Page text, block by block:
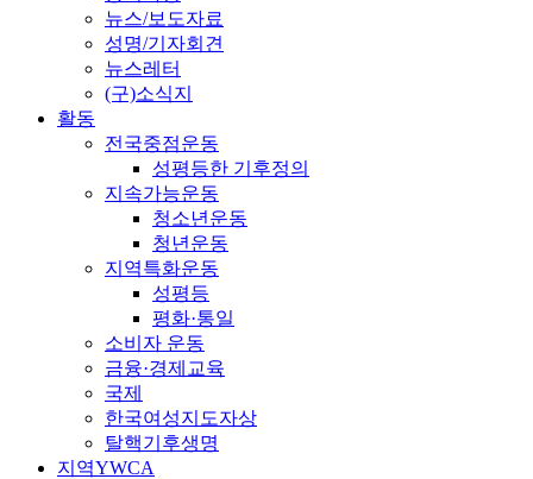
뉴스/보도자료
성명/기자회견
뉴스레터
(구)소식지
활동
전국중점운동
성평등한 기후정의
지속가능운동
청소년운동
청년운동
지역특화운동
성평등
평화·통일
소비자 운동
금융·경제교육
국제
한국여성지도자상
탈핵기후생명
지역YWCA